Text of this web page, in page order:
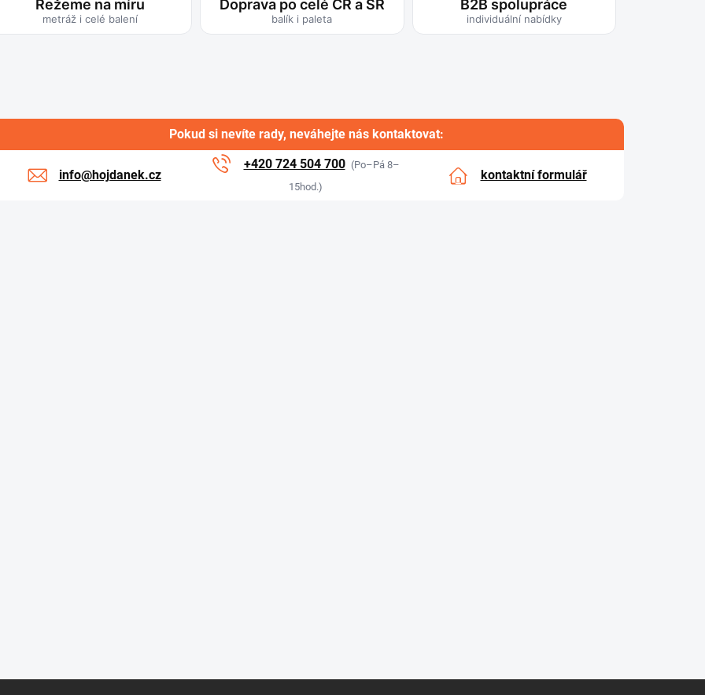
Řežeme na míru
metráž i celé balení
Doprava po celé ČR a SR
balík i paleta
B2B spolupráce
individuální nabídky
Pokud si nevíte rady, neváhejte nás kontaktovat:
info@hojdanek.cz
+420 724 504 700 (Po–Pá 8–
15hod.)
kontaktní formulář